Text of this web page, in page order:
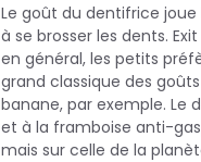
Le goût du dentifrice
à se brosser les dents.
en général, les petits
grand classique des
banane, par exemple. Le
et à la framboise anti-
mais sur celle de la